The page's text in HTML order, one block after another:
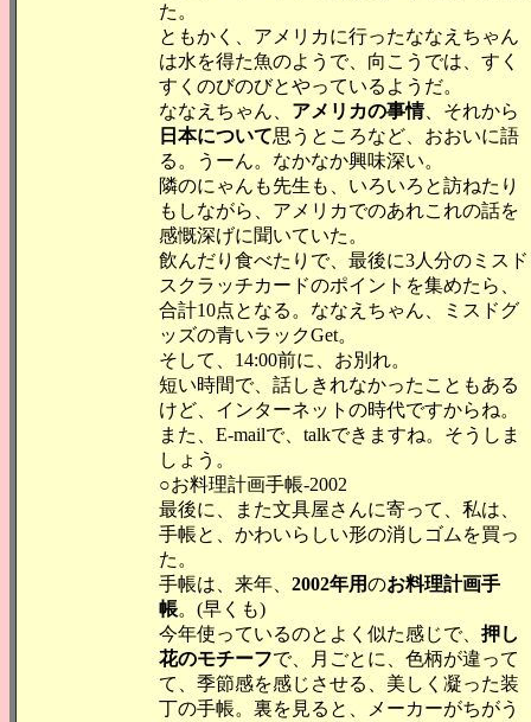
た。
ともかく、アメリカに行ったななえちゃん
は水を得た魚のようで、向こうでは、すく
すくのびのびとやっているようだ。
ななえちゃん、 アメリカの事情、それから
日本について思うところなど、おおいに語
る。うーん。なかなか興味深い。
隣のにゃんも先生も、いろいろと訪ねたり
もしながら、アメリカでのあれこれの話を
感慨深げに聞いていた。
飲んだり食べたりで、最後に3人分のミスド
スクラッチカードのポイントを集めたら、
合計10点となる。ななえちゃん、ミスドグ
ッズの青いラックGet。
そして、14:00前に、お別れ。
短い時間で、話しきれなかったこともある
けど、インターネットの時代ですからね。
また、E-mailで、talkできますね。そうしま
しょう。
○お料理計画手帳-2002
最後に、また文具屋さんに寄って、私は、
手帳と、かわいらしい形の消しゴムを買っ
た。
手帳は、来年、 2002年用のお料理計画手
帳。(早くも)
今年使っているのとよく似た感じで、 押し
花のモチーフで、月ごとに、色柄が違って
て、季節感を感じさせる、美しく凝った装
丁の手帳。裏を見ると、メーカーがちがう